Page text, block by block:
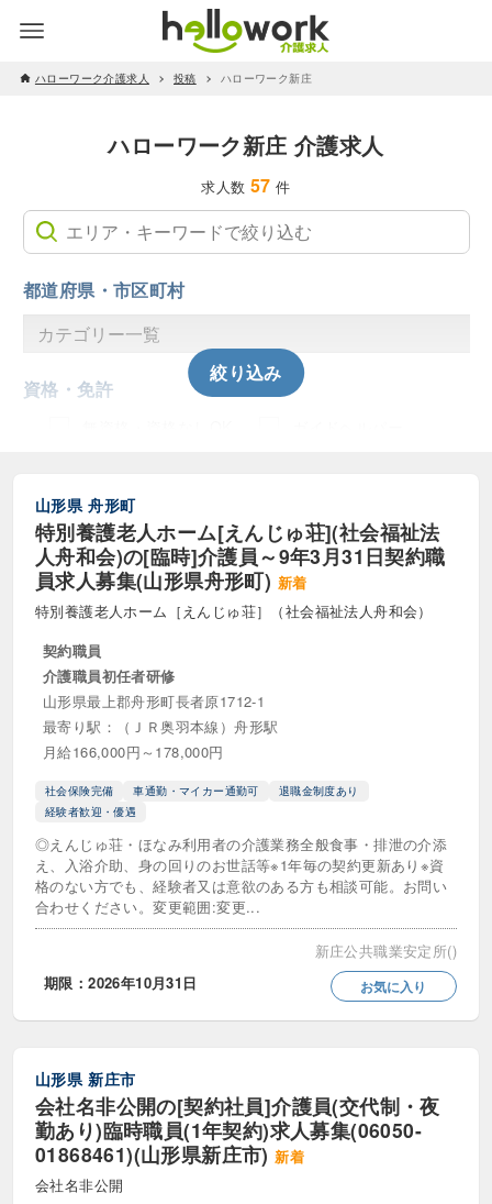
ハローワーク介護求人 投稿 ハローワーク新庄
ハローワーク新庄 介護求人
求人数 57件
絞り込み
都道府県・市区町村
資格・免許
介護事務
介護福祉士 介護福祉士実務者研修
介護職員初任者研修 社会福祉主事
社会福祉士
福祉用具専門相談員
認知症ケア専門士
その他の資格・免許
雇用形態
正職員 パート・アルバイト
会計年度任用職員
派遣社員 嘱託職員
職種
キャリアコンサルタント ケアプランナー
サービス提供管理者（サビ管）
山形県 舟形町
特別養護老人ホーム[えんじゅ荘](社会福祉法
人舟和会)の[臨時]介護員～9年3月31日契約職
員求人募集(山形県舟形町) 新着
特別養護老人ホーム［えんじゅ荘］（社会福祉法人舟和会）
契約職員
介護職員初任者研修
山形県最上郡舟形町長者原1712-1
最寄り駅：（ＪＲ奥羽本線）舟形駅
月給166,000円～178,000円
社会保険完備 車通勤・マイカー通勤可
退職金制度あり
経験者歓迎・優遇
◎えんじゅ荘・ほなみ利用者の介護業務全般食事・排泄の介添
え、入浴介助、身の回りのお世話等※1年毎の契約更新あり※資
格のない方でも、経験者又は意欲のある方も相談可能。お問い
合わせください。変更範囲:変更...
新庄公共職業安定所()
期限：2026年10月31日
お気に入り
山形県 新庄市
会社名非公開の[契約社員]介護員(交代制・夜
勤あり)臨時職員(1年契約)求人募集(06050-
01868461)(山形県新庄市)新着
会社名非公開